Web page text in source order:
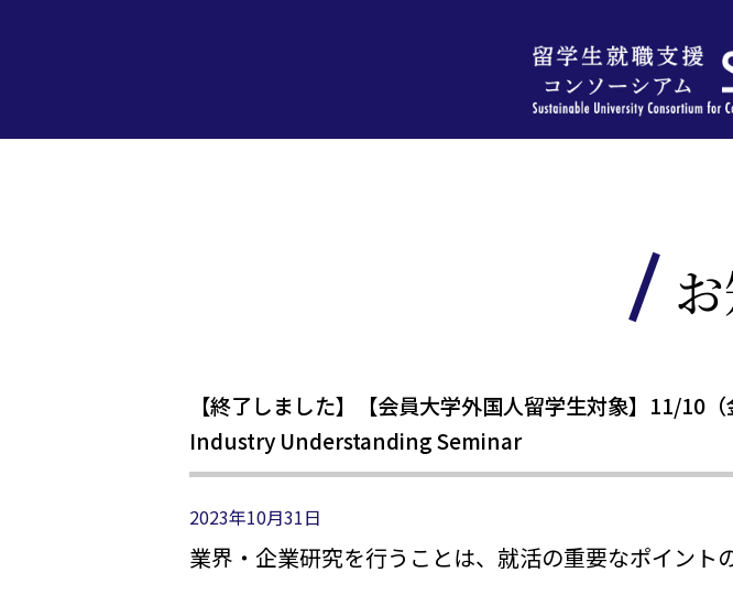
【終了しました】【会員大学外国人留学生対象】11/10
Industry Understanding Seminar
2023年10月31日
業界・企業研究を行うことは、就活の重要なポイント